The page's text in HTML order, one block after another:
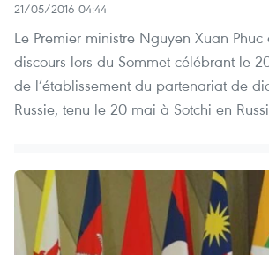
21/05/2016 04:44
Le Premier ministre Nguyen Xuan
discours lors du Sommet célébrant le
de l’établissement du partenariat de
Russie, tenu le 20 mai à Sotchi en